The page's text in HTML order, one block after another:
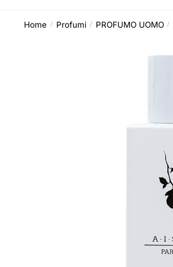
Home / Profumi / PROFUMO UOMO /